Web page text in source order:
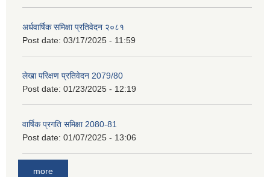
अर्धवार्षिक समिक्षा प्रतिवेदन २०८१
Post date: 03/17/2025 - 11:59
लेखा परिक्षण प्रतिवेदन 2079/80
Post date: 01/23/2025 - 12:19
वार्षिक प्रगति समिक्षा 2080-81
Post date: 01/07/2025 - 13:06
more